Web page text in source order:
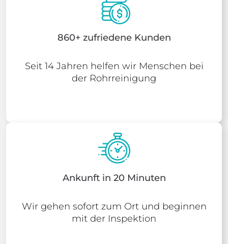
860+ zufriedene Kunden
Seit 14 Jahren helfen wir Menschen bei
der Rohrreinigung
Ankunft in 20 Minuten
Wir gehen sofort zum Ort und beginnen
mit der Inspektion